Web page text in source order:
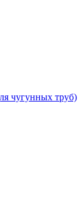
чугунных труб)